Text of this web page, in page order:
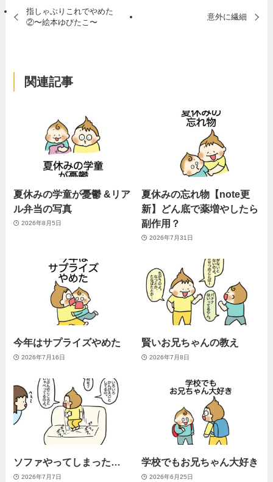
指しゃぶりこれでやめた
②〜絵本ゆびたこ〜
意外に繊細
関連記事
夏休みの学童が憂鬱 &リア
ル弁当の写真
2026年8月5日
夏休みの忘れ物【note更
新】どん底で薬増やしたら
副作用？
2026年7月31日
今年はサプライズやめた
2026年7月16日
賢いお兄ちゃんの教え
2026年7月8日
ソファやってしまった…
2026年7月7日
学校でもお兄ちゃん大好き
2026年6月25日